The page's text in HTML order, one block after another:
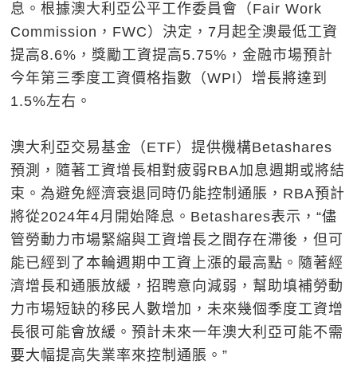
息。根據澳大利亞公平工作委員會（Fair Work
Commission，FWC）決定，7月起全澳最低工資
提高8.6%，獎勵工資提高5.75%，金融市場預計
今年第三季度工資價格指數（WPI）增長將達到
1.5%左右。
澳大利亞交易基金（ETF）提供機構Betashares
預測，隨著工資增長相對疲弱RBA加息週期或將結
束。為避免經濟衰退同時仍能控制通脹，RBA預計
將從2024年4月開始降息。Betashares表示，“儘
管勞動力市場緊縮與工資增長之間存在滯後，但可
能已經到了本輪週期中工資上漲的最高點。隨著經
濟增長和通脹放緩，招聘意向減弱，幫助填補勞動
力市場短缺的移民人數增加，未來幾個季度工資增
長很可能會放緩。預計未來一年澳大利亞可能不需
要大幅提高失業率來控制通脹。”